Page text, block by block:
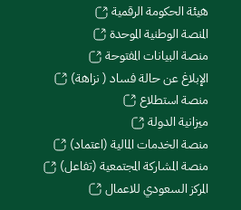
هيئة الحكومة الرقمية
المنصة الوطنية الموحدة
منصة البيانات المفتوحة
الإبلاغ عن حالة فساد ( نزاهة)
منصة استطلاع
ميزانية الدولة
منصة الخدمات المالية (اعتماد)
منصة المشاركة المجتمعية (تفاعل)
المركز السعودي للاعمال